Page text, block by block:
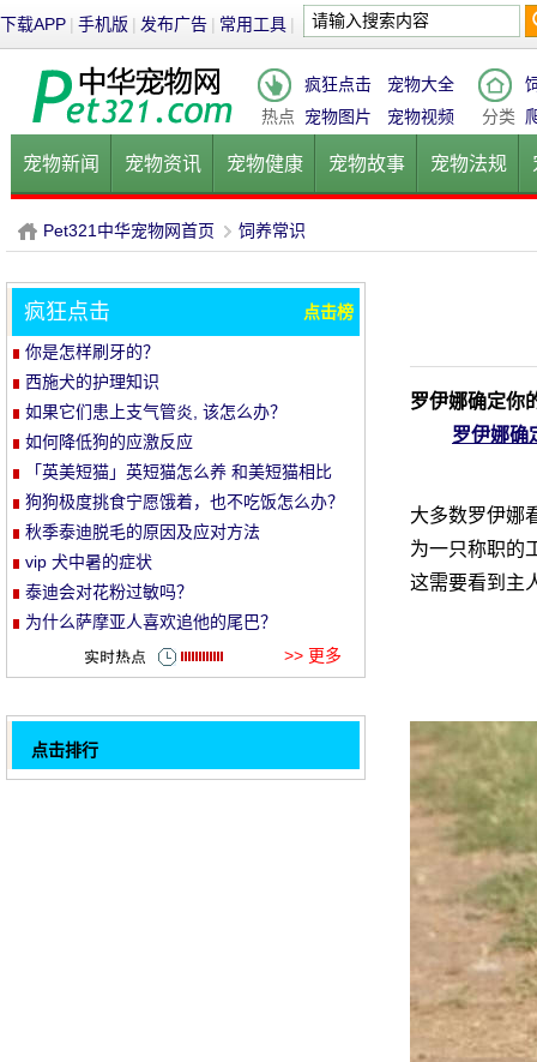
下载APP | 手机版 | 发布广告 | 常用工具 |
热点
疯狂点击
宠物大全
宠物图片
宠物视频 分类
宠物新闻 宠物资讯 宠物健康 宠物故事 宠物法规
健康饮食 宠物美容 宠物医院
P
et
Pet321中华宠物网首页
›
饲养常识
罗伊娜确定你
罗伊娜确
大多数罗伊娜
为一只称职的
这需要看到主
疯狂点击 点击榜
你是怎样刷牙的？
西施犬的护理知识
如果它们患上支气管炎, 该怎么办？
如何降低狗的应激反应
「英美短猫」英短猫怎么养 和美短猫相比
养哪种比较好呢
狗狗极度挑食宁愿饿着，也不吃饭怎么办？
教你五招轻松解决！
秋季泰迪脱毛的原因及应对方法
vip 犬中暑的症状
泰迪会对花粉过敏吗？
为什么萨摩亚人喜欢追他的尾巴？
>> 更多
点击排行